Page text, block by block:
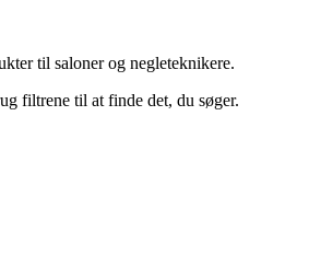
til saloner og negleteknikere.
filtrene til at finde det, du søger.